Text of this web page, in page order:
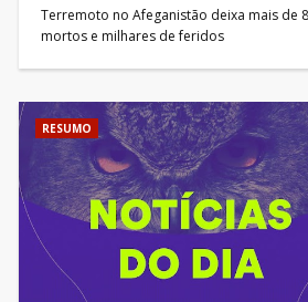
Terremoto no Afeganistão deixa mais de
mortos e milhares de feridos
RESUMO